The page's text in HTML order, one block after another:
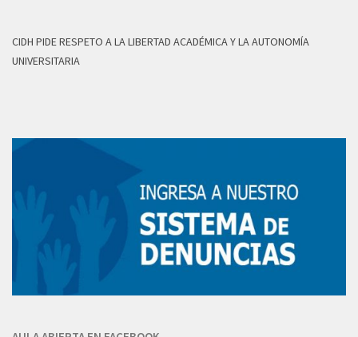
CIDH PIDE RESPETO A LA LIBERTAD ACADÉMICA Y LA AUTONOMÍA
UNIVERSITARIA